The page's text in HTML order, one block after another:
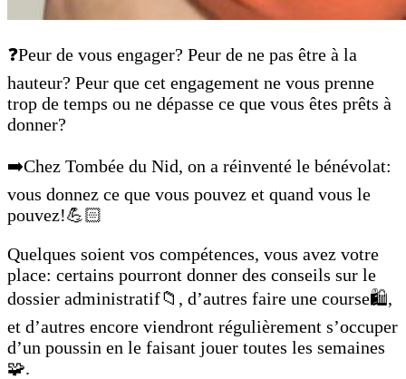
❓Peur de vous engager? Peur de ne pas être à la
hauteur? Peur que cet engagement ne vous prenne
trop de temps ou ne dépasse ce que vous êtes prêts à
donner?
➡️Chez Tombée du Nid, on a réinventé le bénévolat:
vous donnez ce que vous pouvez et quand vous le
pouvez!💪🏻
Quelques soient vos compétences, vous avez votre
place: certains pourront donner des conseils sur le
dossier administratif📁, d’autres faire une course🛍️,
et d’autres encore viendront régulièrement s’occuper
d’un poussin en le faisant jouer toutes les semaines
🧩.